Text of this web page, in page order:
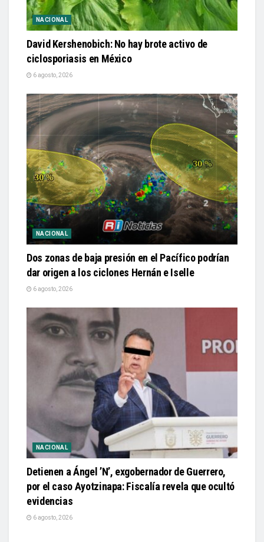
NACIONAL
David Kershenobich: No hay brote activo de
ciclosporiasis en México
6 agosto, 2026
NACIONAL
Dos zonas de baja presión en el Pacífico podrían
dar origen a los ciclones Hernán e Iselle
6 agosto, 2026
NACIONAL
Detienen a Ángel ’N’, exgobernador de Guerrero,
por el caso Ayotzinapa: Fiscalía revela que ocultó
evidencias
6 agosto, 2026